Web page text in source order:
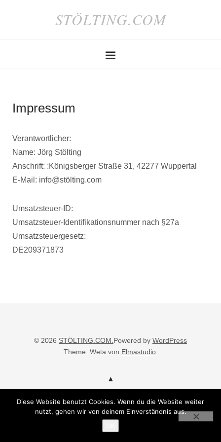
STÖLTING.COM
Impressum
Verantwortlicher:
Name: Jörg Stölting
Anschrift: :Königsberger Straße 31, 42277 Wuppertal
E-Mail: info@stölting.com
Umsatzsteuer-ID:
Umsatzsteuer-Identifikationsnummer nach §27a
Umsatzsteuergesetz:
DE209371873
© 2026 STÖLTING.COM. Powered by WordPress
Theme: Weta von Elmastudio.
Diese Website benutzt Cookies. Wenn du die Website weiter
nutzt, gehen wir von deinem Einverständnis aus.